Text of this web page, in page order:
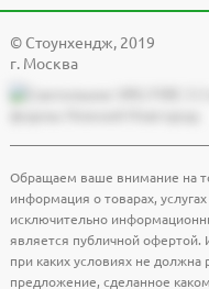
© Cтоунхендж, 2019
г. Москва
Обращаем ваше внимание на
информация о товарах,
исключительно
является публичной офертой.
при каких условиях не должна
предложение, сделанное